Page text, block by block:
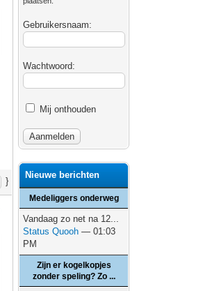
}
Gebruikersnaam:
Wachtwoord:
Mij onthouden
Nieuwe berichten
Medeliggers onderweg
Vandaag zo net na 12...
Status Quooh — 01:03
PM
Zijn er kogelkopjes
zonder speling? Zo ...